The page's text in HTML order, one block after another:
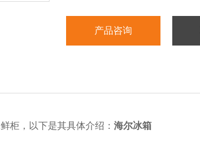
产品咨询
柜，以下是其具体介绍： 海尔冰箱